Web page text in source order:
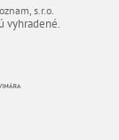
s.r.o.
vyhradené.